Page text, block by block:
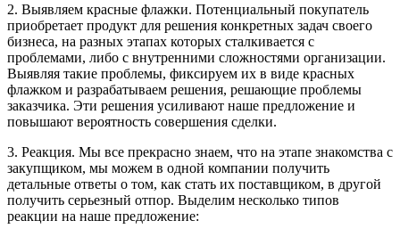
2. Выявляем красные флажки. Потенциальный покупатель
приобретает продукт для решения конкретных задач своего
бизнеса, на разных этапах которых сталкивается с
проблемами, либо с внутренними сложностями организации.
Выявляя такие проблемы, фиксируем их в виде красных
флажком и разрабатываем решения, решающие проблемы
заказчика. Эти решения усиливают наше предложение и
повышают вероятность совершения сделки.
3. Реакция. Мы все прекрасно знаем, что на этапе знакомства с
закупщиком, мы можем в одной компании получить
детальные ответы о том, как стать их поставщиком, в другой
получить серьезный отпор. Выделим несколько типов
реакции на наше предложение: